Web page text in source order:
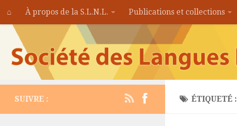
⌂ À propos de la S.L.N.L. Publications et collections
ÉTIQUETÉ :
SUIVRE :